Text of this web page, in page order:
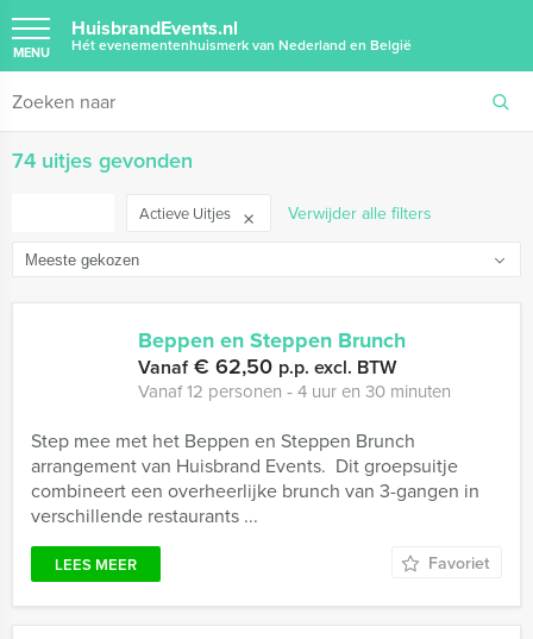
HuisbrandEvents.nl
Hét evenementenhuismerk van Nederland en België
MENU
74 uitjes gevonden
Actieve Uitjes Verwijder alle filters
Beppen en Steppen Brunch
Vanaf€ 62,50 p.p. excl. BTW
Vanaf 12 personen ‐ 4 uur en 30 minuten
Step mee met het Beppen en Steppen Brunch
arrangement van Huisbrand Events. Dit groepsuitje
combineert een overheerlijke brunch van 3-gangen in
verschillende restaurants ...
LEES MEER Favoriet